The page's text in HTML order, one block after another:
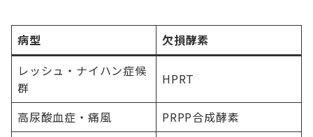
病型
欠損酵素
レッシュ・ナイハン症候
群
HPRT
高尿酸血症・痛風
PRPP合成酵素